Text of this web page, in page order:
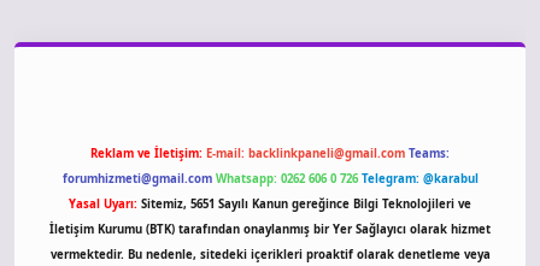
Reklam ve İletişim: E-mail: backlinkpaneli@gmail.com Teams:
forumhizmeti@gmail.com Whatsapp: 0262 606 0 726 Telegram: @karabul
Yasal Uyarı: Sitemiz, 5651 Sayılı Kanun gereğince Bilgi Teknolojileri ve
İletişim Kurumu (BTK) tarafından onaylanmış bir Yer Sağlayıcı olarak hizmet
vermektedir. Bu nedenle, sitedeki içerikleri proaktif olarak denetleme veya